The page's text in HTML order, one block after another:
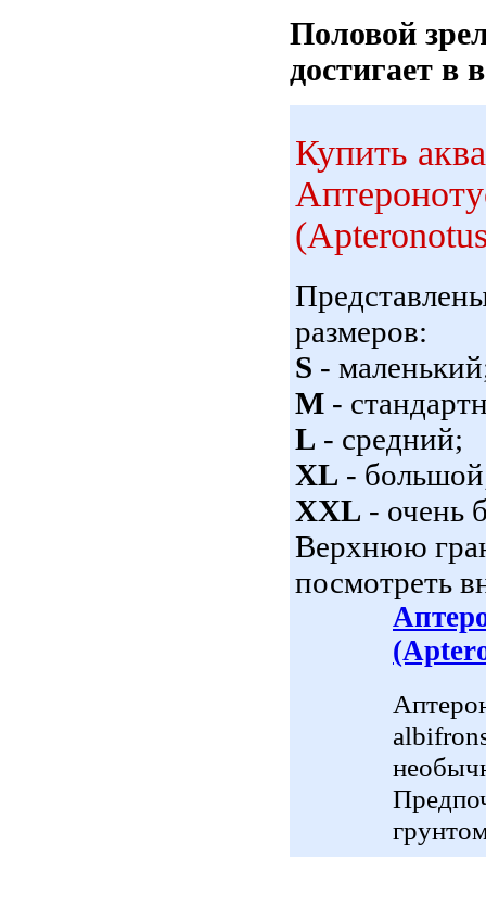
Половой
достигает в
Купить
размеров:
S -
M -
L - средний;
XL -
XXL - очень
Верхнюю
посмотреть